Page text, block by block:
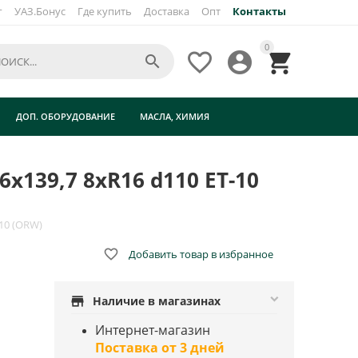
УАЗ.Бонус Где купить Доставка Опт Контакты
0




ДОП. ОБОРУДОВАНИЕ МАСЛА, ХИМИЯ
8xR16 d110 ET-10
(ORW)
 Добавить товар в избранное
store Наличие в магазинах
Интернет-магазин
Поставка от 3 дней